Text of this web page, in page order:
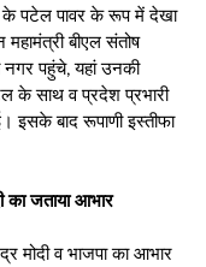
के पटेल पावर के रूप में देखा
बीएल संतोष
नगर पहुंचे, यहां उनकी
के साथ व प्रदेश प्रभारी
इसके बाद रूपाणी इस्तीफा
का जताया आभार
मोदी व भाजपा का आभार